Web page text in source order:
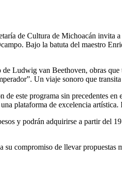
de Cultura de Michoacán invita
Bajo la batuta del maestro
Ludwig van Beethoven, obras
Un viaje sonoro que
de este programa sin precedentes
plataforma de excelencia
y podrán adquirirse a partir del
compromiso de llevar